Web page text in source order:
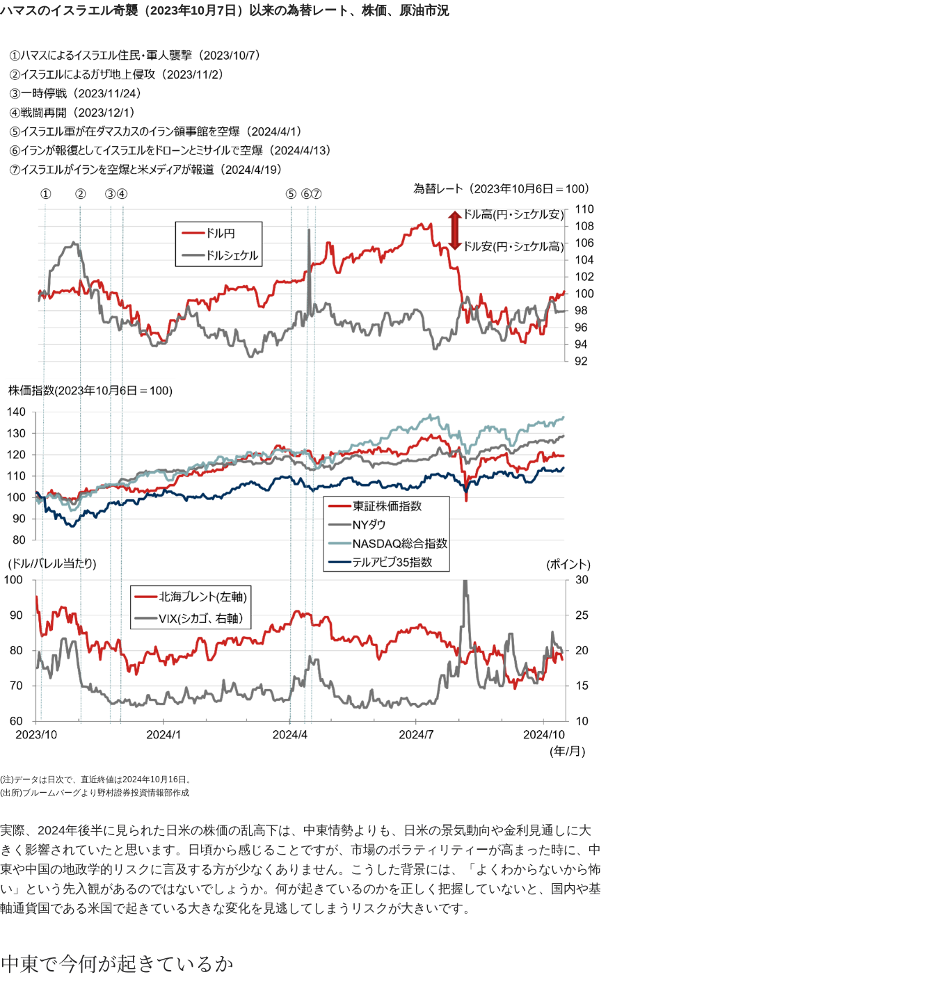
ハマスのイスラエル奇襲（2023年10月7日）以来の為替レート、株価、原油市況
(注)データは日次で、直近終値は2024年10月16日。
(出所)ブルームバーグより野村證券投資情報部作成
実際、2024年後半に見られた日米の株価の乱高下は、中東情勢よりも、日米の景気動向や金利見通しに大
きく影響されていたと思います。日頃から感じることですが、市場のボラティリティーが高まった時に、中
東や中国の地政学的リスクに言及する方が少なくありません。こうした背景には、「よくわからないから怖
い」という先入観があるのではないでしょうか。何が起きているのかを正しく把握していないと、国内や基
軸通貨国である米国で起きている大きな変化を見逃してしまうリスクが大きいです。
中東で今何が起きているか